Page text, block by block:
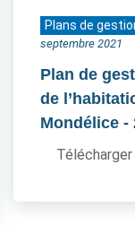
Plans de
septembre 2021
Plan de
de
Mondélice -